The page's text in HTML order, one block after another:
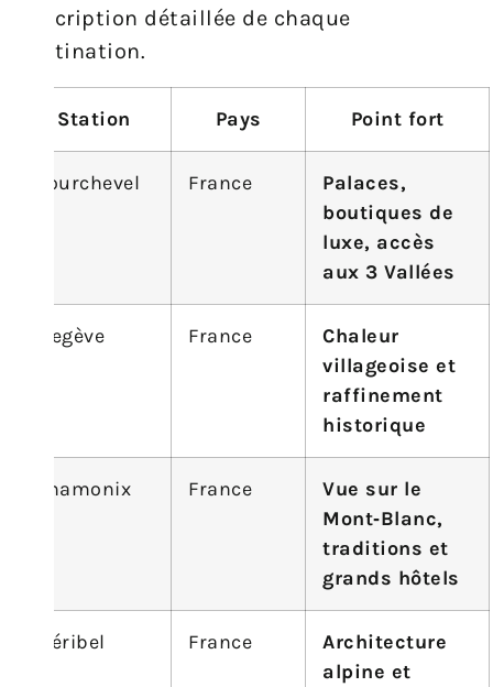
description détaillée de chaque
destination.
Station Pays Point fort
Courchevel France
Palaces,
boutiques de
luxe, accès
aux 3 Vallées
Megève France
Chaleur
villageoise et
raffinement
historique
Chamonix France
Vue sur le
Mont‑Blanc,
traditions et
grands hôtels
Méribel France
Architecture
alpine et